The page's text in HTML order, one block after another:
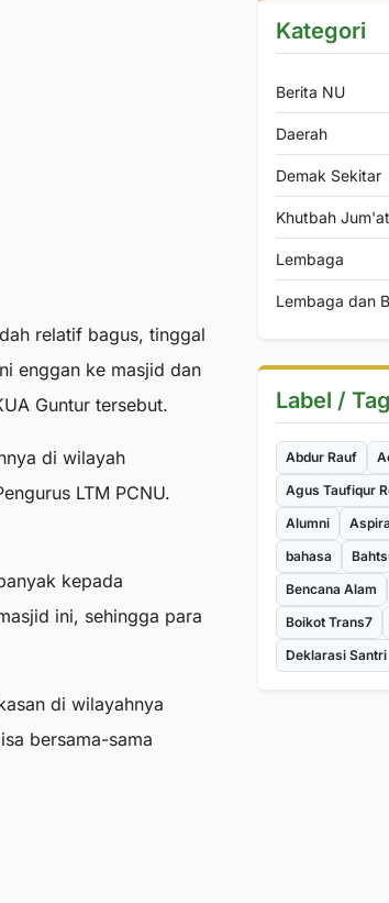
relatif bagus, tinggal
enggan ke masjid dan
Guntur tersebut.
di wilayah
LTM PCNU.
kepada
ini, sehingga para
di wilayahnya
bersama-sama
Kategori
Berita NU
Daerah
Demak Sekitar
Khutbah Jum'at
Lembaga
Lembaga dan
Label / Tag
Abdur Rauf
Agus Taufiqur
Alumni
bahasa
Bencana Alam
Boikot Trans7
Deklarasi Santri